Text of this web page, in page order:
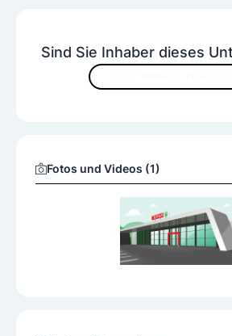
Sind Sie Inhaber dieses
Fotos und Videos (1)